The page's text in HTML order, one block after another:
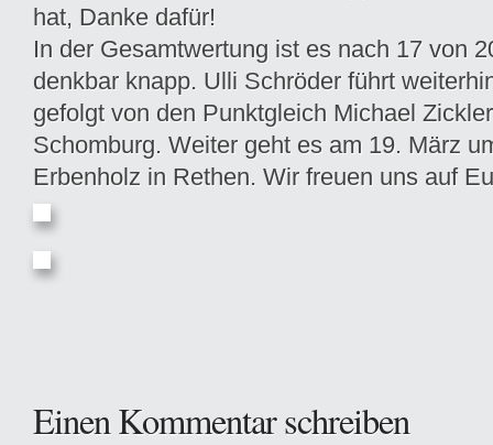
hat, Danke dafür!
In der Gesamtwertung ist es nach 17 von
denkbar knapp. Ulli Schröder führt
gefolgt von den Punktgleich Michael
Schomburg. Weiter geht es am 19. März
Erbenholz in Rethen. Wir freuen uns auf
Einen Kommentar schreiben